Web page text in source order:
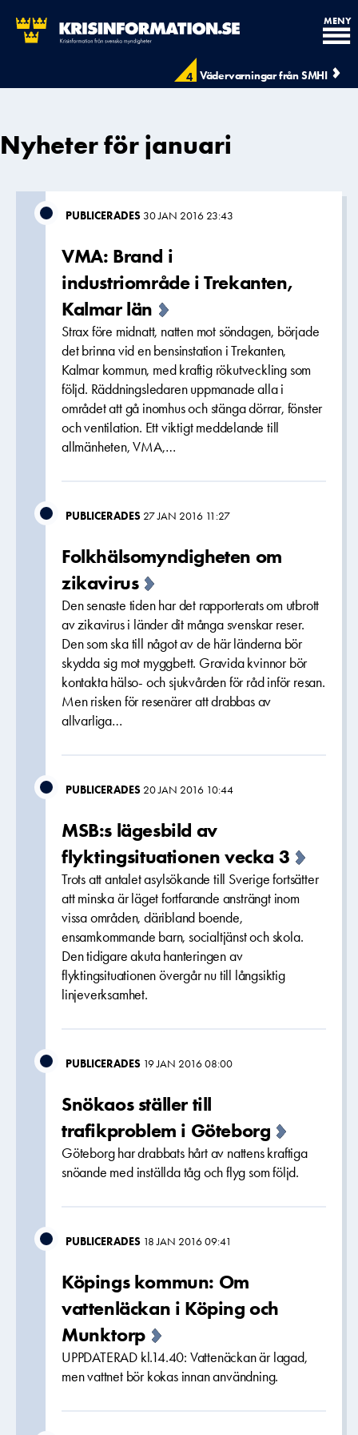
4 Vädervarningar från SMHI
MENY
Nyheter för januari
PUBLICERADES 30 JAN 2016 23:43
VMA: Brand i
industriområde i Trekanten,
Kalmar län
Strax före midnatt, natten mot söndagen, började
det brinna vid en bensinstation i Trekanten,
Kalmar kommun, med kraftig rökutveckling som
följd. Räddningsledaren uppmanade alla i
området att gå inomhus och stänga dörrar, fönster
och ventilation. Ett viktigt meddelande till
allmänheten, VMA,…
PUBLICERADES 27 JAN 2016 11:27
Folkhälsomyndigheten om
zikavirus
Den senaste tiden har det rapporterats om utbrott
av zikavirus i länder dit många svenskar reser.
Den som ska till något av de här länderna bör
skydda sig mot myggbett. Gravida kvinnor bör
kontakta hälso- och sjukvården för råd inför resan.
Men risken för resenärer att drabbas av
allvarliga…
PUBLICERADES 20 JAN 2016 10:44
MSB:s lägesbild av
flyktingsituationen vecka 3
Trots att antalet asylsökande till Sverige fortsätter
att minska är läget fortfarande ansträngt inom
vissa områden, däribland boende,
ensamkommande barn, socialtjänst och skola.
Den tidigare akuta hanteringen av
flyktingsituationen övergår nu till långsiktig
linjeverksamhet.
PUBLICERADES 19 JAN 2016 08:00
Snökaos ställer till
trafikproblem i Göteborg
Göteborg har drabbats hårt av nattens kraftiga
snöande med inställda tåg och flyg som följd.
PUBLICERADES 18 JAN 2016 09:41
Köpings kommun: Om
vattenläckan i Köping och
Munktorp
UPPDATERAD kl.14.40: Vattenäckan är lagad,
men vattnet bör kokas innan användning.